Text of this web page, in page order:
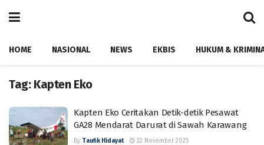
HOME NASIONAL NEWS EKBIS HUKUM &
Tag: Kapten Eko
Kapten Eko Ceritakan Detik-detik Pesawat
GA28 Mendarat Darurat di Sawah Karawang
By Taufik Hidayat 22 November 2025